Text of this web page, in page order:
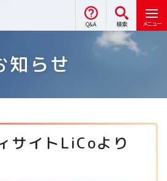
Q&A 検索 メニュー
知らせ
サイトLiCoより